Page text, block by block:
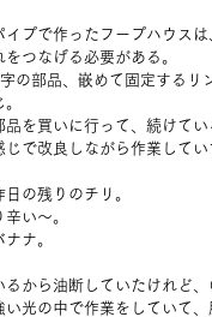
イプで作ったフープハウス
をつなげる必要がある。
の部品、嵌めて固定するリ
品を買いに行って、続けて
じで改良しながら作業して
日の残りのチリ。
い～。
ナ。
るから油断していたけれど、
い光の中で作業をしていて、